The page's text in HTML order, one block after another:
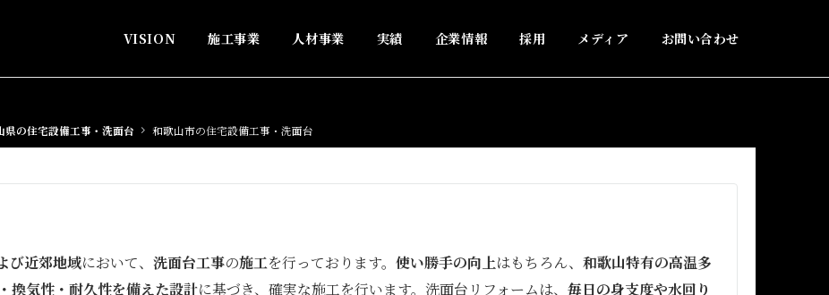
VISION 施工事業 人材事業 実績 企業情報 採用 メディア お問い合わせ
県の住宅設備工事・洗面台 和歌山市の住宅設備工事・洗面台
び近郊地域において、 洗面台工事の施工を行っております。 使い勝手の向上はもちろん、 和歌山特有の高温多
換気性・耐久性を備えた設計に基づき、確実な施工を行います。洗面台リフォームは、 毎日の身支度や水回り